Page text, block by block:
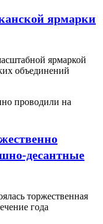
ярмарки
ярмаркой
объединений
десантные
торжественная
года